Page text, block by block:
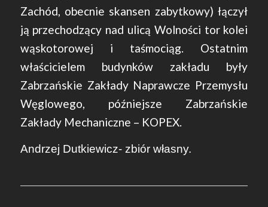
Zachód, obecnie skansen zabytkowy) łączył
ją przechodzący nad ulicą Wolności tor kolei
wąskotorowej i taśmociąg. Ostatnim
właścicielem budynków zakładu były
Zabrzańskie Zakłady Naprawcze Przemysłu
Węglowego, późniejsze Zabrzańskie
Zakłady Mechaniczne – KOPEX.
​Andrzej Dutkiewicz- zbiór własny.